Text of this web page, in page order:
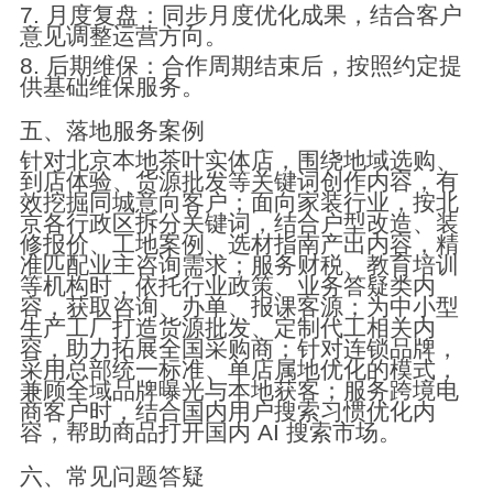
7. 月度复盘：同步月度优化成果，结合客户
意见调整运营方向。
8. 后期维保：合作周期结束后，按照约定提
供基础维保服务。
五、落地服务案例
针对北京本地茶叶实体店，围绕地域选购、
到店体验、货源批发等关键词创作内容，有
效挖掘同城意向客户；面向家装行业，按北
京各行政区拆分关键词，结合户型改造、装
修报价、工地案例、选材指南产出内容，精
准匹配业主咨询需求；服务财税、教育培训
等机构时，依托行业政策、业务答疑类内
容，获取咨询、办单、报课客源；为中小型
生产工厂打造货源批发、定制代工相关内
容，助力拓展全国采购商；针对连锁品牌，
采用总部统一标准、单店属地优化的模式，
兼顾全域品牌曝光与本地获客；服务跨境电
商客户时，结合国内用户搜索习惯优化内
容，帮助商品打开国内 AI 搜索市场。
六、常见问题答疑